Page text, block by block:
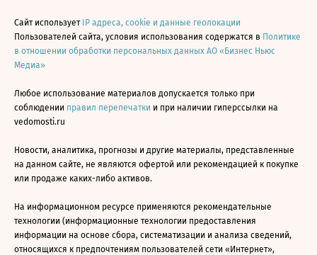
Сайт использует IP адреса, cookie и данные геолокации
Пользователей сайта, условия использования содержатся в Политике
в отношении обработки персональных данных АО «Бизнес Ньюс
Медиа»
Любое использование материалов допускается только при
соблюдении правил перепечатки и при наличии гиперссылки на
vedomosti.ru
Новости, аналитика, прогнозы и другие материалы, представленные
на данном сайте, не являются офертой или рекомендацией к покупке
или продаже каких-либо активов.
На информационном ресурсе применяются рекомендательные
технологии (информационные технологии предоставления
информации на основе сбора, систематизации и анализа сведений,
относящихся к предпочтениям пользователей сети «Интернет»,